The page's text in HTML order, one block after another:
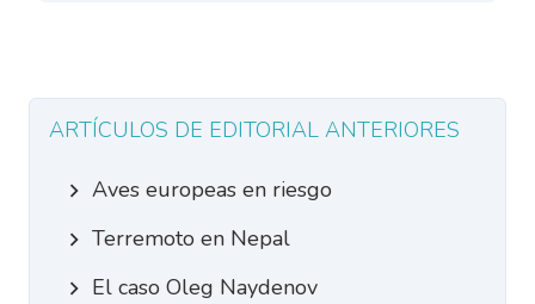
ARTÍCULOS DE EDITORIAL ANTERIORES
Aves europeas en riesgo
Terremoto en Nepal
El caso Oleg Naydenov